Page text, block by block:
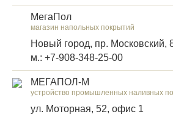
МегаПол
магазин напольных покрытий
Новый город, пр. Московский,
м.: +7-908-348-25-00
МЕГАПОЛ-М
устройство промышленных наливных
ул. Моторная, 52, офис 1